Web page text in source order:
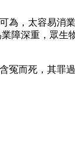
，太容易消
障深重，眾
而死，其罪